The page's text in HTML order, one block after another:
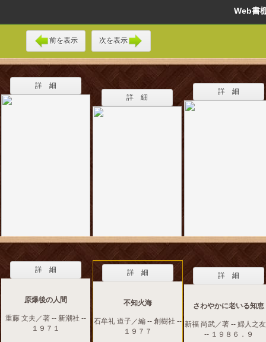
Web
前を表示 次を表示
詳 細
詳 細
詳 細
詳 細
原爆後の人間
重藤 文夫／著 -- 新潮社 --
１９７１
詳 細
不知火海
石牟礼 道子／編 -- 創樹社 --
１９７７
詳 細
さわやかに老いる知恵
新福 尚武／著 -- 婦人之
-- １９８６．９